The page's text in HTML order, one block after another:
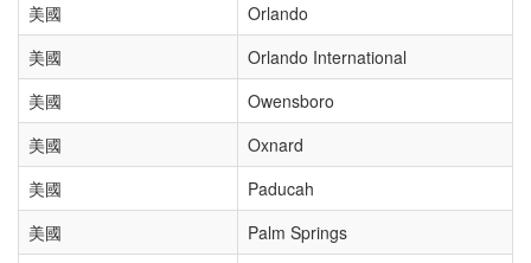
美國
Orlando
美國
Orlando International
美國
Owensboro
美國
Oxnard
美國
Paducah
美國
Palm Springs